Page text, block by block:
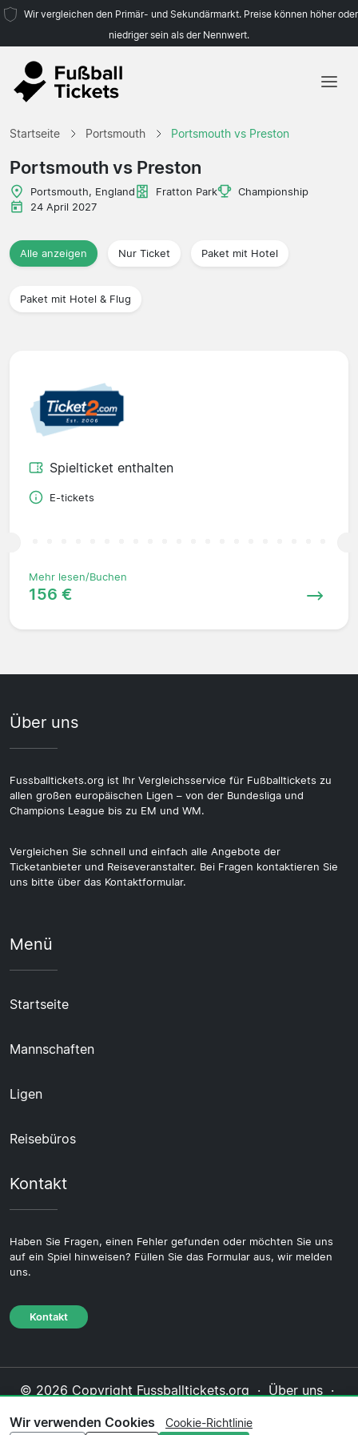
Wir vergleichen den Primär- und Sekundärmarkt. Preise können höher oder
niedriger sein als der Nennwert.
Startseite Portsmouth Portsmouth vs Preston
Portsmouth vs Preston
Portsmouth, England Fratton Park
Championship
24 April 2027
Alle anzeigen Nur Ticket Paket mit Hotel
Paket mit Hotel & Flug
Spielticket enthalten
E-tickets
Mehr lesen/Buchen
156 €
Über uns
Fussballtickets.org ist Ihr Vergleichsservice für Fußballtickets zu
allen großen europäischen Ligen – von der Bundesliga und
Champions League bis zu EM und WM.
Vergleichen Sie schnell und einfach alle Angebote der
Ticketanbieter und Reiseveranstalter. Bei Fragen kontaktieren Sie
uns bitte über das Kontaktformular.
Menü
Startseite
Mannschaften
Ligen
Reisebüros
Kontakt
Haben Sie Fragen, einen Fehler gefunden oder möchten Sie uns
auf ein Spiel hinweisen? Füllen Sie das Formular aus, wir melden
uns.
Kontakt
© 2026 Copyright Fussballtickets.org · Über uns ·
Cookie-Richtlinie·Redaktionelle Richtlinie
Wir verwenden Cookies Cookie-Richtlinie